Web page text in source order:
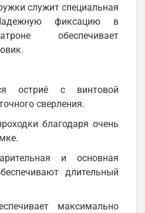
служит специальная
фиксацию в
обеспечивает
остриё с винтовой
сверления.
благодаря очень
и основная
длительный
максимально